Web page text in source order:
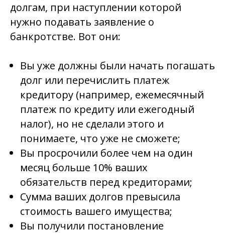
долгам, при наступлении которой
нужно подавать заявление о
банкротстве. Вот они:
Вы уже должны были начать погашать
долг или перечислить платеж
кредитору (например, ежемесячный
платеж по кредиту или ежегодный
налог), но не сделали этого и
понимаете, что уже не сможете;
Вы просрочили более чем на один
месяц больше 10% ваших
обязательств перед кредиторами;
Сумма ваших долгов превысила
стоимость вашего имущества;
Вы получили постановление